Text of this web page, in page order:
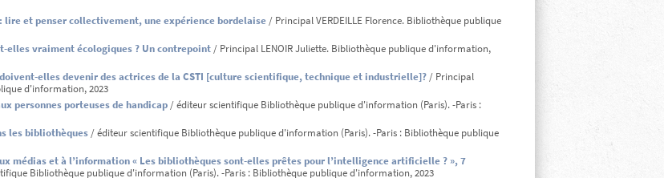
lire et penser collectivement, une expérience bordelaise/ Principal VERDEILLE Florence. Bibliothèque publique
elles vraiment écologiques ? Un contrepoint/ Principal LENOIR Juliette. Bibliothèque publique d'information,
elles devenir des actrices de la CSTI [culture scientifique, technique et industrielle]?/ Principal
d'information, 2023
personnes porteuses de handicap/ éditeur scientifique Bibliothèque publique d'information (Paris). -Paris :
les bibliothèques/ éditeur scientifique Bibliothèque publique d'information (Paris). -Paris : Bibliothèque publique
médias et à l’information « Les bibliothèques sont-elles prêtes pour l’intelligence artificielle ? », 7
Bibliothèque publique d'information (Paris). -Paris : Bibliothèque publique d'information, 2023